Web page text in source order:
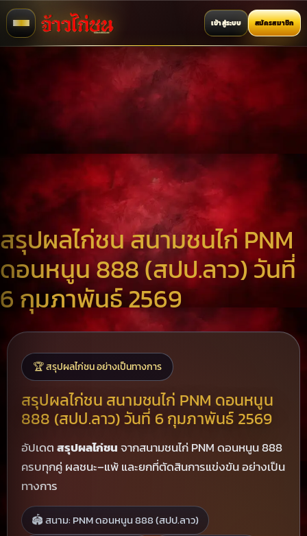
เข้าสู่ระบบ สมัครสมาชิก
สรุปผลไก่ชน สนามชนไก่ PNM
ดอนหนูน 888 (สปป.ลาว) วันที่
6 กุมภาพันธ์ 2569
🏆 สรุปผลไก่ชน อย่างเป็นทางการ
สรุปผลไก่ชน สนามชนไก่ PNM ดอนหนูน
888 (สปป.ลาว) วันที่ 6 กุมภาพันธ์ 2569
อัปเดต สรุปผลไก่ชน จากสนามชนไก่ PNM ดอนหนูน 888
ครบทุกคู่ ผลชนะ–แพ้ และยกที่ตัดสินการแข่งขัน อย่างเป็น
ทางการ
🏟 สนาม: PNM ดอนหนูน 888 (สปป.ลาว)